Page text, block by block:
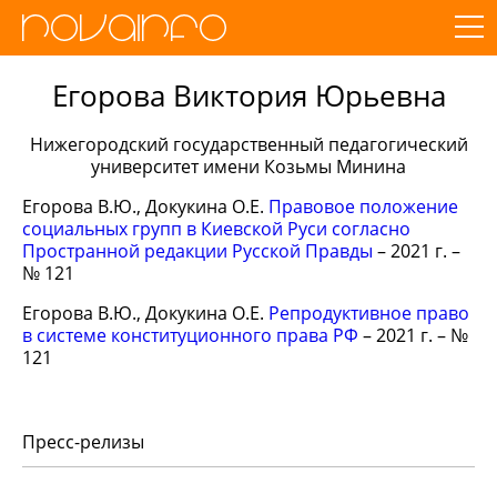
Егорова Виктория Юрьевна
Нижегородский государственный педагогический
университет имени Козьмы Минина
Егорова В.Ю., Докукина О.Е. Правовое положение
социальных групп в Киевской Руси согласно
Пространной редакции Русской Правды – 2021 г. –
№ 121
Егорова В.Ю., Докукина О.Е. Репродуктивное право
в системе конституционного права РФ – 2021 г. – №
121
Пресс-релизы